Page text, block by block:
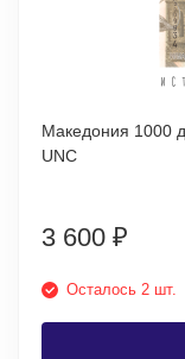
Македония 1000
UNC
3 600 ₽
Осталось 2 шт.